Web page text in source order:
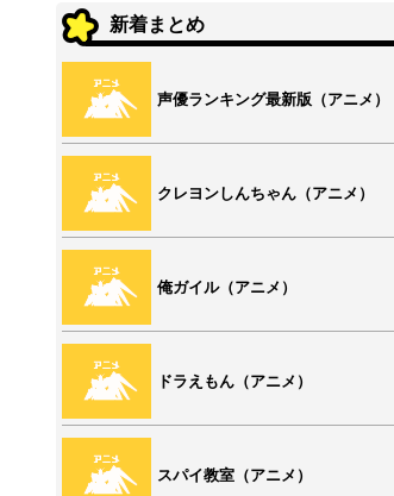
新着まとめ
声優ランキング最新版（アニメ）
クレヨンしんちゃん（アニメ）
俺ガイル（アニメ）
ドラえもん（アニメ）
スパイ教室（アニメ）